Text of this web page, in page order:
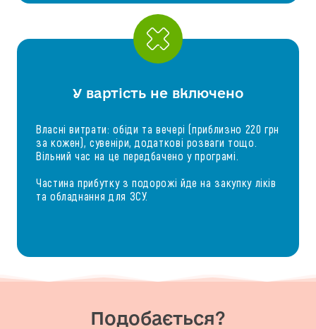
У вартість не включено
Власні витрати: обіди та вечері (приблизно 220 грн
за кожен), сувеніри, додаткові розваги тощо.
Вільний час на це передбачено у програмі.
Частина прибутку з подорожі йде на закупку ліків
та обладнання для ЗСУ.
Подобається?